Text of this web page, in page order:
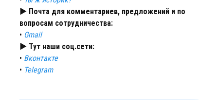
► Почта для комментариев, предложений и по
вопросам сотрудничества:
• Gmail
► Тут наши соц.сети:
• Вконтакте
• Telegram